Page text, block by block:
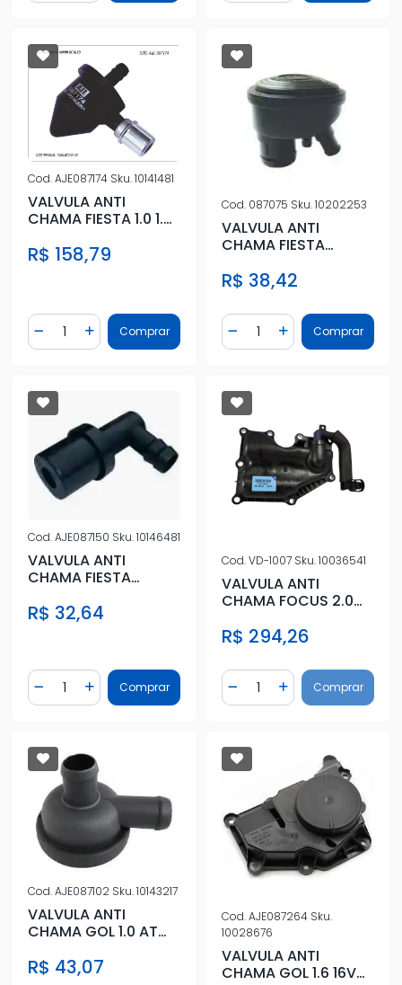
Cod.AJE087174 Sku.10141481
VALVULA ANTI
CHAMA FIESTA 1.0 1.6
R$ 158,79
Diminuir Quantidade
Quantidade
Adicionar Quantidade
Comprar
Cod. 087075 Sku.10202253
VALVULA ANTI
CHAMA FIESTA
R$ 38,42
Diminuir Quantidade
Quantidade
AdicionarComprar
Cod.AJE087150 Sku.10146481
VALVULA ANTI
CHAMA FIESTA
C/MOT ZET
R$ 32,64
Diminuir Quantidade
Quantidade
Adicionar Quantidade
Comprar
Cod.VD-1007 Sku.10036541
VALVULA ANTI
CHAMA FOCUS 2.0
R$ 294,26
Diminuir Quantidade
Quantidade
AdicionarComprar
Cod.AJE087102 Sku.10143217
VALVULA ANTI
CHAMA GOL 1.0 AT
R$ 43,07
Cod.AJE087264 Sku.
10028676
VALVULA ANTI
CHAMA GOL 1.6 16V